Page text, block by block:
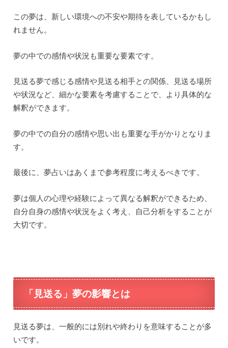
この夢は、新しい環境への不安や期待を表しているかもし
れません。
夢の中での感情や状況も重要な要素です。
見送る夢で感じる感情や見送る相手との関係、見送る場所
や状況など、細かな要素を考慮することで、より具体的な
解釈ができます。
夢の中での自分の感情や思い出も重要な手がかりとなりま
す。
最後に、夢占いはあくまで参考程度に考えるべきです。
夢は個人の心理や経験によって異なる解釈ができるため、
自分自身の感情や状況をよく考え、自己分析をすることが
大切です。
「見送る」夢の影響とは
見送る夢は、一般的には別れや終わりを意味することが多
いです。